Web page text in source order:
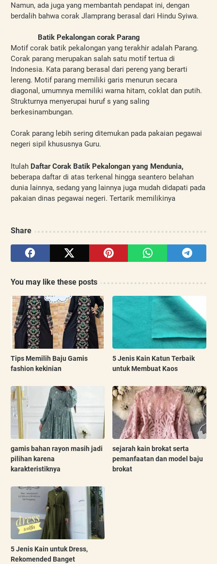
Namun, ada juga yang membantah pendapat ini, dengan
berdalih bahwa corak Jlamprang berasal dari Hindu Syiwa.
Batik Pekalongan corak Parang
Motif corak batik pekalongan yang terakhir adalah Parang.
Corak parang merupakan salah satu motif tertua di
Indonesia. Kata parang berasal dari pereng yang berarti
lereng. Motif parang memiliki garis menurun secara
diagonal, umumnya memiliki warna hitam, coklat dan putih.
Strukturnya menyerupai huruf s yang saling
berkesinambungan.
Corak parang lebih sering ditemukan pada pakaian pegawai
negeri sipil khususnya Guru.
Itulah
beberapa daftar di atas terkenal hingga seantero belahan
dunia lainnya, sedang yang lainnya juga mudah didapati pada
pakaian dinas pegawai negeri. Tertarik memilikinya
Share
You may like these posts
Tips Memilih Baju Gamis
fashion kekinian
5 Jenis Kain Katun Terbaik
untuk Membuat Kaos
gamis bahan rayon masih jadi
pilihan karena
karakteristiknya
sejarah kain brokat serta
pemanfaatan dan model baju
brokat
5 Jenis Kain untuk Dress,
Rekomended Banget